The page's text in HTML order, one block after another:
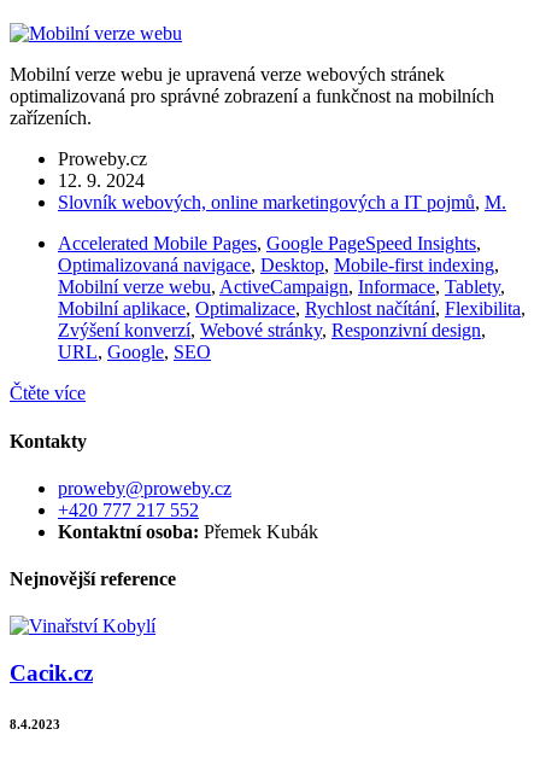
Mobilní verze webu je upravená verze webových stránek
optimalizovaná pro správné zobrazení a funkčnost na mobilních
zařízeních.
Proweby.cz
12. 9. 2024
Slovník webových, online marketingových a IT pojmů, M.
Accelerated Mobile Pages, Google PageSpeed Insights,
Optimalizovaná navigace, Desktop, Mobile-first indexing,
Mobilní verze webu, ActiveCampaign, Informace, Tablety,
Mobilní aplikace, Optimalizace, Rychlost načítání, Flexibilita,
Zvýšení konverzí, Webové stránky, Responzivní design,
URL, Google, SEO
Čtěte více
Kontakty
proweby@proweby.cz
+420 777 217 552
Kontaktní osoba: Přemek Kubák
Nejnovější reference
Cacik.cz
8.4.2023